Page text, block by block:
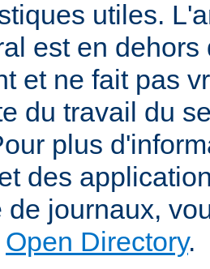
utiles.
est en dehors
et ne fait pas
du travail du
plus
des
de journaux,
Open Directory.